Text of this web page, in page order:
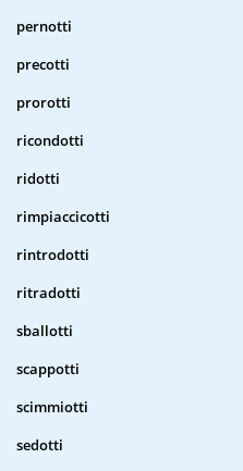
pernotti
precotti
prorotti
ricondotti
ridotti
rimpiaccicotti
rintrodotti
ritradotti
sballotti
scappotti
scimmiotti
sedotti